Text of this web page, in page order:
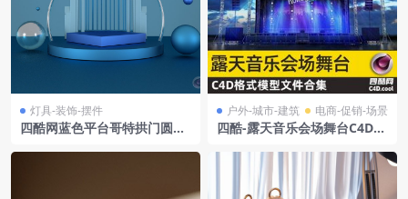
灯具-装饰-摆件
四酷网蓝色平台哥特拱门圆球
户外-城市-建筑 电商-促销-场景
四酷-露天音乐会场舞台C4D模